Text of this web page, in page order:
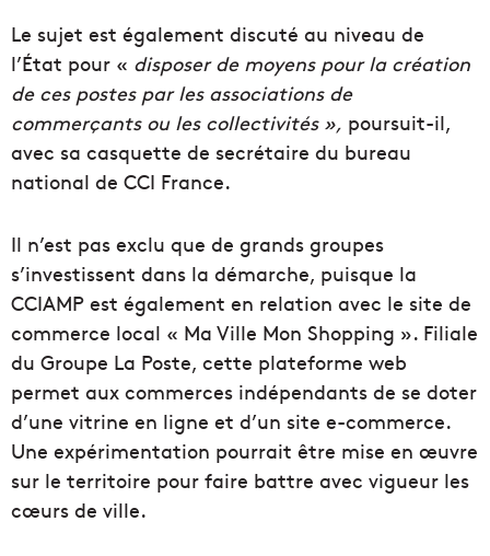
Le sujet est également discuté au niveau de
l’État pour « disposer de moyens pour la création
de ces postes par les associations de
commerçants ou les collectivités », poursuit-il,
avec sa casquette de secrétaire du bureau
national de CCI France.
Il n’est pas exclu que de grands groupes
s’investissent dans la démarche, puisque la
CCIAMP est également en relation avec le site de
commerce local « Ma Ville Mon Shopping ». Filiale
du Groupe La Poste, cette plateforme web
permet aux commerces indépendants de se doter
d’une vitrine en ligne et d’un site e-commerce.
Une expérimentation pourrait être mise en œuvre
sur le territoire pour faire battre avec vigueur les
cœurs de ville.